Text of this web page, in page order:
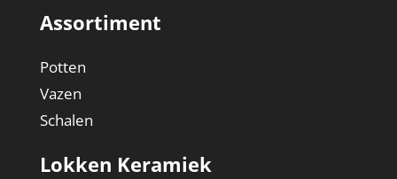
Assortiment
Potten
Vazen
Schalen
Lokken Keramiek